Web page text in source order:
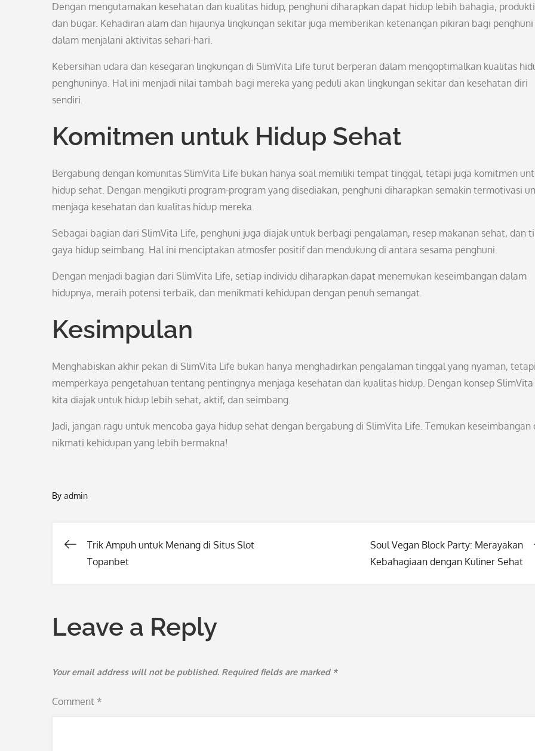
Dengan mengutamakan kesehatan dan kualitas hidup, penghuni diharapkan dapat hidup lebih bahagia,
dan bugar. Kehadiran alam dan hijaunya lingkungan sekitar juga memberikan ketenangan pikiran bagi penghuni
dalam menjalani aktivitas sehari-hari.
Kebersihan udara dan kesegaran lingkungan di SlimVita Life turut berperan dalam mengoptimalkan kualitas
penghuninya. Hal ini menjadi nilai tambah bagi mereka yang peduli akan lingkungan sekitar dan kesehatan diri
sendiri.
Komitmen untuk Hidup Sehat
Bergabung dengan komunitas SlimVita Life bukan hanya soal memiliki tempat tinggal, tetapi juga komitmen
hidup sehat. Dengan mengikuti program-program yang disediakan, penghuni diharapkan semakin termotivasi
menjaga kesehatan dan kualitas hidup mereka.
Sebagai bagian dari SlimVita Life, penghuni juga diajak untuk berbagi pengalaman, resep makanan sehat, dan
gaya hidup seimbang. Hal ini menciptakan atmosfer positif dan mendukung di antara sesama penghuni.
Dengan menjadi bagian dari SlimVita Life, setiap individu diharapkan dapat menemukan keseimbangan dalam
hidupnya, meraih potensi terbaik, dan menikmati kehidupan dengan penuh semangat.
Kesimpulan
Menghabiskan akhir pekan di SlimVita Life bukan hanya menghadirkan pengalaman tinggal yang nyaman,
memperkaya pengetahuan tentang pentingnya menjaga kesehatan dan kualitas hidup. Dengan konsep SlimVita
kita diajak untuk hidup lebih sehat, aktif, dan seimbang.
Jadi, jangan ragu untuk mencoba gaya hidup sehat dengan bergabung di SlimVita Life. Temukan keseimbangan
nikmati kehidupan yang lebih bermakna!
By admin
Post
Trik Ampuh untuk Menang di Situs Slot
Topanbet
Soul Vegan Block Party: Merayakan
Kebahagiaan dengan Kuliner Sehat
Leave a Reply
Your email address will not be published. Required fields are marked *
Comment *